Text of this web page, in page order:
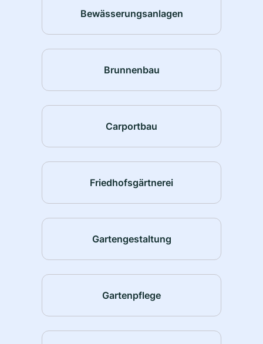
Bewässerungsanlagen
Brunnenbau
Carportbau
Friedhofsgärtnerei
Gartengestaltung
Gartenpflege